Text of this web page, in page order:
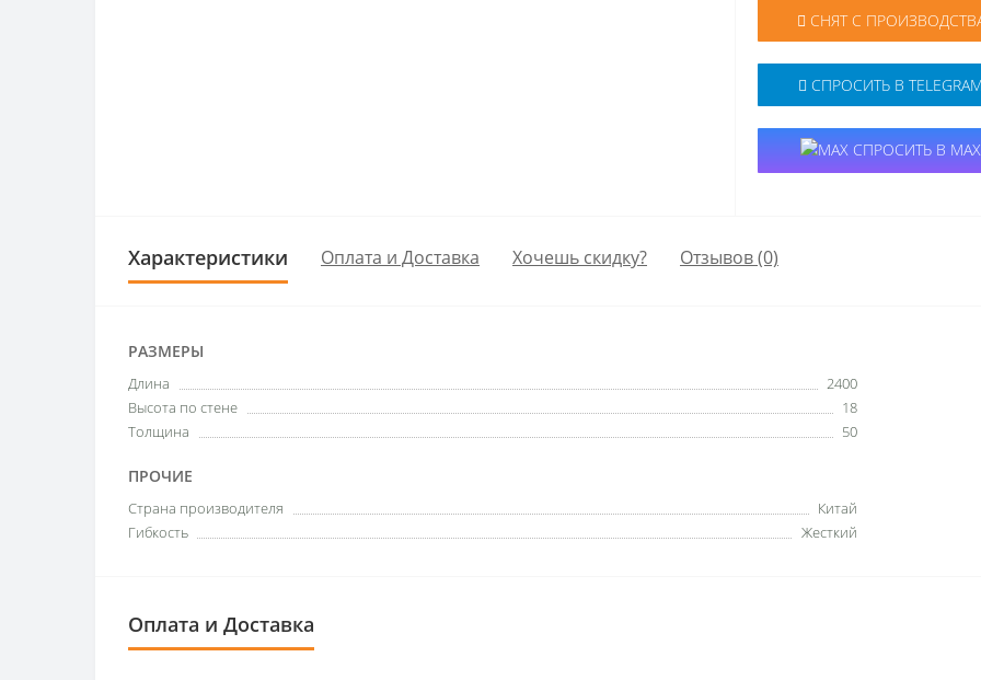
СНЯТ С
СПРОСИТЬ В TELEGRAM
СПРОСИТЬ В MAX
Характеристики Оплата и Доставка Хочешь скидку? Отзывов (0)
РАЗМЕРЫ
Длина
2400
Высота по стене
18
Толщина
50
ПРОЧИЕ
Страна производителя
Китай
Гибкость
Жесткий
Оплата и Доставка